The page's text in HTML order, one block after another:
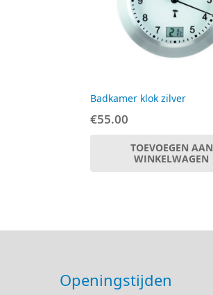
Badkamer klok zilver
€55.00
TOEVOEGEN AAN
WINKELWAGEN
Openingstijden